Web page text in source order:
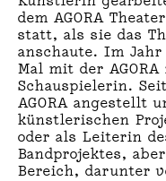
dem AGORA
statt, als sie das
anschaute. Im
Mal mit der
Schauspielerin.
AGORA angestellt
künstlerischen
oder als Leiterin
Bandprojektes,
Bereich, darunter